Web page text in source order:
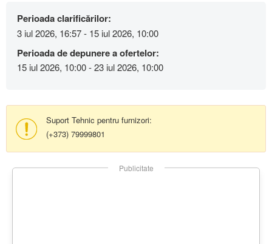
Perioada clarificărilor:
3 iul 2026, 16:57 - 15 iul 2026, 10:00
Perioada de depunere a ofertelor:
15 iul 2026, 10:00 - 23 iul 2026, 10:00
Suport Tehnic pentru furnizori:
(+373) 79999801
Publicitate